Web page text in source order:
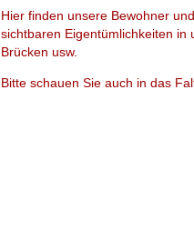
Hier finden unsere Bewohner
sichtbaren Eigentümlichkeiten in
Brücken usw.
Bitte schauen Sie auch in das